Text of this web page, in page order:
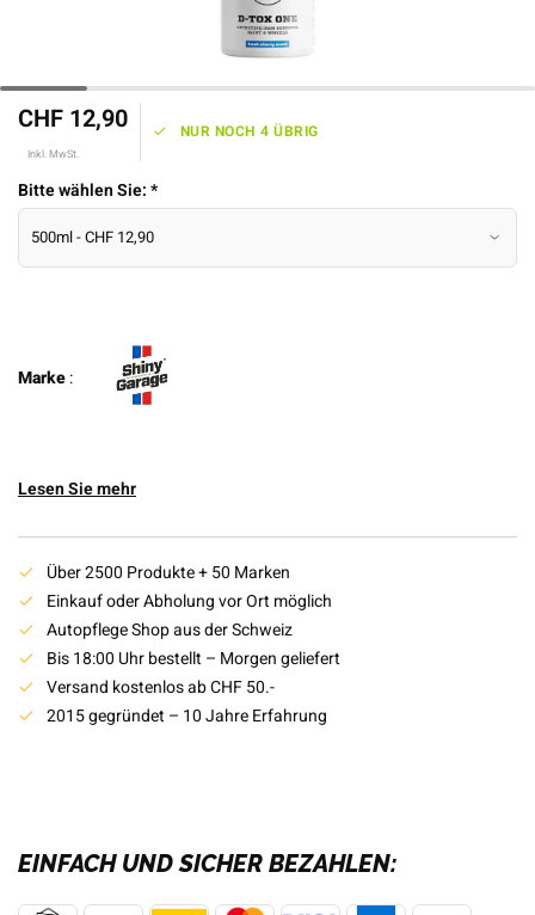
CHF 12,90
Inkl. MwSt.
NUR NOCH 4 ÜBRIG
Bitte wählen Sie:*
Marke:
Lesen Sie mehr
Über 2500 Produkte + 50 Marken
Einkauf oder Abholung vor Ort möglich
Autopflege Shop aus der Schweiz
Bis 18:00 Uhr bestellt – Morgen geliefert
Versand kostenlos ab CHF 50.-
2015 gegründet – 10 Jahre Erfahrung
EINFACH UND SICHER BEZAHLEN: